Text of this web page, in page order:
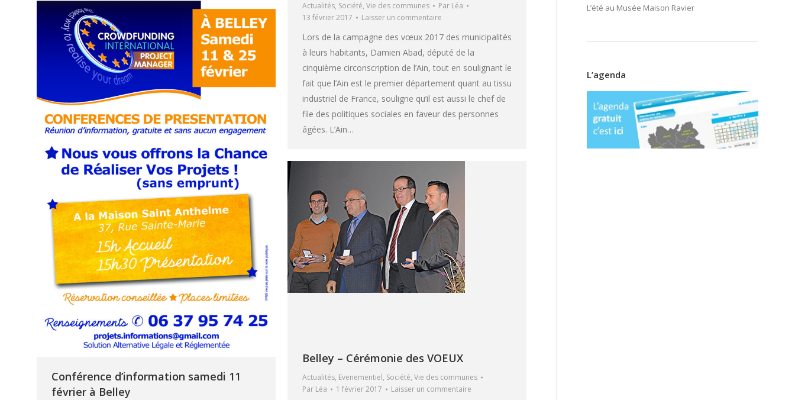
Actualités, Société, Vie des communes Par Léa
13 février 2017
Laisser un commentaire
Lors de la campagne des vœux 2017 des municipalités
à leurs habitants, Damien Abad, député de la
cinquième circonscription de l’Ain, tout en soulignant le
fait que l’Ain est le premier département quant au tissu
industriel de France, souligne qu’il est aussi le chef de
file des politiques sociales en faveur des personnes
âgées. L’Ain…
Conférence d’information samedi 11
février à Belley
Belley – Cérémonie des VOEUX
Actualités, Evenementiel, Société, Vie des communes
Par Léa 1 février 2017 Laisser un commentaire
L’été au Musée Maison Ravier
L’agenda